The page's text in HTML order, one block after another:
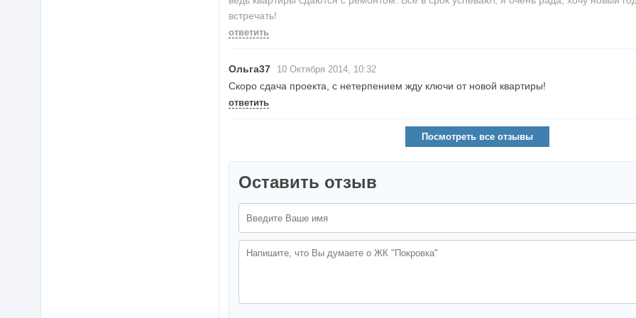
встречать!
ответить
Ольга37 10 Октября 2014, 10:32
Скоро сдача проекта, с нетерпением жду ключи от новой квартиры!
ответить
Посмотреть все отзывы
Оставить отзыв